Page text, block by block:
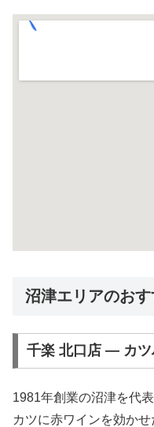
沼津エリアのお
千楽 北口店 ― カツ
1981年創業の沼津を代
カツに赤ワインを効か